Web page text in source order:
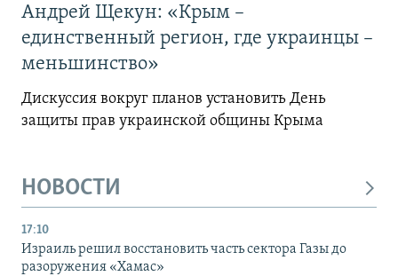
Андрей Щекун: «Крым –
единственный регион, где украинцы –
меньшинство»
Дискуссия вокруг планов установить День
защиты прав украинской общины Крыма
НОВОСТИ
17:10
Израиль решил восстановить часть сектора Газы до
разоружения «Хамас»